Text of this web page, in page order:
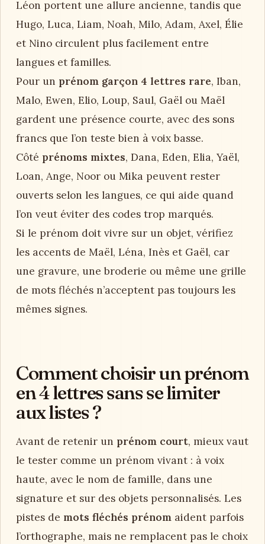
Léon portent une allure ancienne, tandis que
Hugo, Luca, Liam, Noah, Milo, Adam, Axel, Élie
et Nino circulent plus facilement entre
langues et familles.
Pour un prénom garçon 4 lettres rare, Iban,
Malo, Ewen, Elio, Loup, Saul, Gaël ou Maël
gardent une présence courte, avec des sons
francs que l’on teste bien à voix basse.
Côté prénoms mixtes, Dana, Eden, Elia, Yaël,
Loan, Ange, Noor ou Mika peuvent rester
ouverts selon les langues, ce qui aide quand
l’on veut éviter des codes trop marqués.
Si le prénom doit vivre sur un objet, vérifiez
les accents de Maël, Léna, Inès et Gaël, car
une gravure, une broderie ou même une grille
de mots fléchés n’acceptent pas toujours les
mêmes signes.
Comment choisir un prénom
en 4 lettres sans se limiter
aux listes ?
Avant de retenir un prénom court, mieux vaut
le tester comme un prénom vivant : à voix
haute, avec le nom de famille, dans une
signature et sur des objets personnalisés. Les
pistes de mots fléchés prénom aident parfois
l’orthographe, mais ne remplacent pas le choix